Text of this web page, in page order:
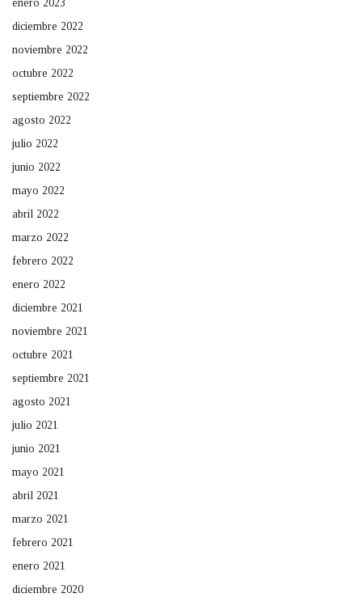
enero 2023
diciembre 2022
noviembre 2022
octubre 2022
septiembre 2022
agosto 2022
julio 2022
junio 2022
mayo 2022
abril 2022
marzo 2022
febrero 2022
enero 2022
diciembre 2021
noviembre 2021
octubre 2021
septiembre 2021
agosto 2021
julio 2021
junio 2021
mayo 2021
abril 2021
marzo 2021
febrero 2021
enero 2021
diciembre 2020